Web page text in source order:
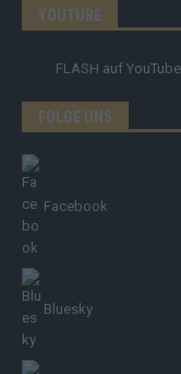
YOUTUBE
FLASH auf YouTube
FOLGE UNS
Facebook
Bluesky